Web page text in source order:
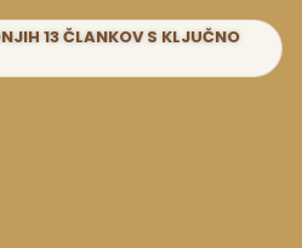
z njim želeli priti do resnice
Slovenci poznamo pod
do bogastva?
13 ČLANKOV S KLJUČNO